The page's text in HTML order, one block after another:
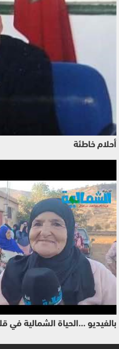
أحلام خاطئة
بالفيديو …الحياة الشمالية في